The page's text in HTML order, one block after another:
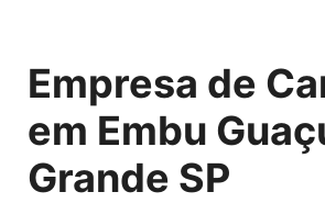
Empresa de
em Embu
Grande SP